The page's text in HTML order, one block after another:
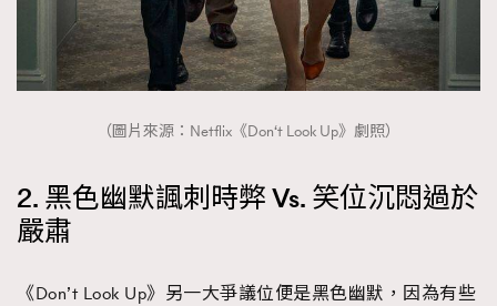
（圖片來源：Netflix《Don‘t Look Up》劇照）
2. 黑色幽默諷刺時弊 Vs. 笑位沉悶過於
嚴肅
《Don’t Look Up》另一大爭議位便是黑色幽默，因為有些